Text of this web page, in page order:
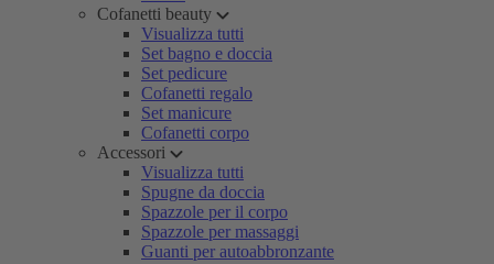
Cofanetti beauty
Visualizza tutti
Set bagno e doccia
Set pedicure
Cofanetti regalo
Set manicure
Cofanetti corpo
Accessori
Visualizza tutti
Spugne da doccia
Spazzole per il corpo
Spazzole per massaggi
Guanti per autoabbronzante